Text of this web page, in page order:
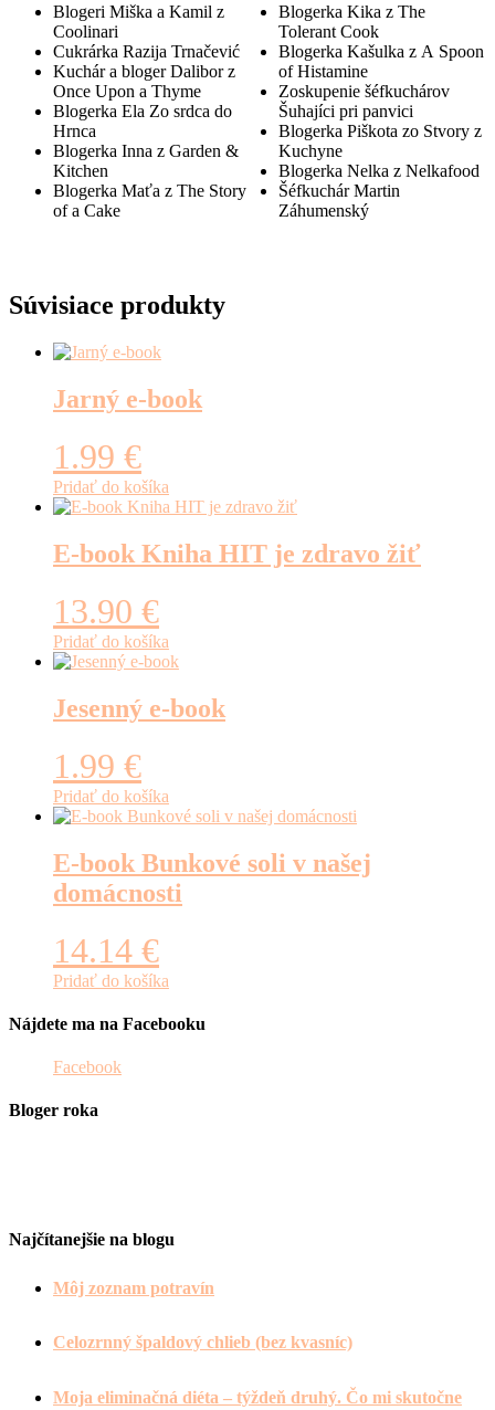
Blogeri Miška a Kamil z
Coolinari
Cukrárka Razija Trnačević
Kuchár a bloger Dalibor z
Once Upon a Thyme
Blogerka Ela Zo srdca do
Hrnca
Blogerka Inna z Garden &
Kitchen
Blogerka Maťa z The Story
of a Cake
Blogerka Kika z The
Tolerant Cook
Blogerka Kašulka z A Spoon
of Histamine
Zoskupenie šéfkuchárov
Šuhajíci pri panvici
Blogerka Piškota zo Stvory z
Kuchyne
Blogerka Nelka z Nelkafood
Šéfkuchár Martin
Záhumenský
Súvisiace produkty
Jarný e-book
1.99 €
Pridať do košíka
E-book Kniha HIT je zdravo žiť
13.90 €
Pridať do košíka
Jesenný e-book
1.99 €
Pridať do košíka
E-book Bunkové soli v našej
domácnosti
14.14 €
Pridať do košíka
Nájdete ma na Facebooku
Facebook
Bloger roka
Najčítanejšie na blogu
Môj zoznam potravín
Celozrnný špaldový chlieb (bez kvasníc)
Moja eliminačná diéta – týždeň druhý. Čo mi skutočne